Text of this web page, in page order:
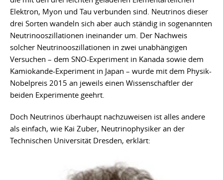
Elektron, Myon und Tau verbunden sind. Neutrinos dieser
drei Sorten wandeln sich aber auch ständig in sogenannten
Neutrinooszillationen ineinander um. Der Nachweis
solcher Neutrinooszillationen in zwei unabhängigen
Versuchen – dem SNO-Experiment in Kanada sowie dem
Kamiokande-Experiment in Japan – wurde mit dem Physik-
Nobelpreis 2015 an jeweils einen Wissenschaftler der
beiden Experimente geehrt.
Doch Neutrinos überhaupt nachzuweisen ist alles andere
als einfach, wie Kai Zuber, Neutrinophysiker an der
Technischen Universität Dresden, erklärt: